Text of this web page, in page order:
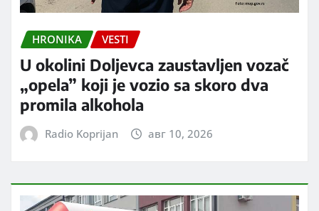
HRONIKA VESTI
U okolini Doljevca zaustavljen vozač
„opela” koji je vozio sa skoro dva
promila alkohola
Radio Koprijan авг 10, 2026